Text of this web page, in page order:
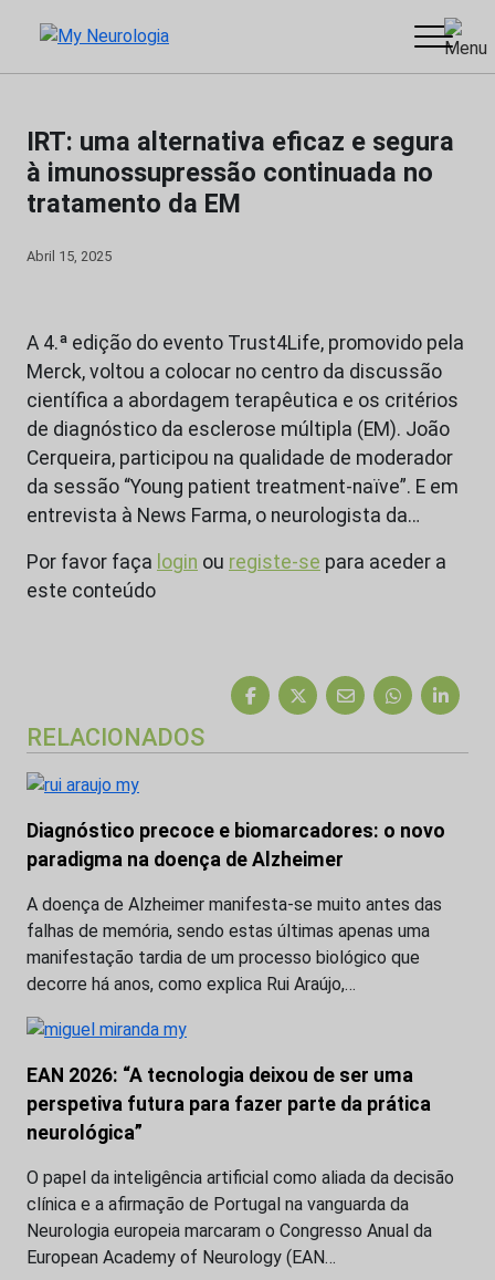
PUB
IRT: uma alternativa eficaz e segura
à imunossupressão continuada no
tratamento da EM
Abril 15, 2025
A 4.ª edição do evento Trust4Life, promovido pela
Merck, voltou a colocar no centro da discussão
científica a abordagem terapêutica e os critérios
de diagnóstico da esclerose múltipla (EM). João
Cerqueira, participou na qualidade de moderador
da sessão “Young patient treatment-naïve”. E em
entrevista à News Farma, o neurologista da…
Por favor faça login ou registe-se para aceder a
este conteúdo
RELACIONADOS
Diagnóstico precoce e biomarcadores: o novo
paradigma na doença de Alzheimer
A doença de Alzheimer manifesta-se muito antes das
falhas de memória, sendo estas últimas apenas uma
manifestação tardia de um processo biológico que
decorre há anos, como explica Rui Araújo,…
EAN 2026: “A tecnologia deixou de ser uma
perspetiva futura para fazer parte da prática
neurológica”
O papel da inteligência artificial como aliada da decisão
clínica e a afirmação de Portugal na vanguarda da
Neurologia europeia marcaram o Congresso Anual da
European Academy of Neurology (EAN…